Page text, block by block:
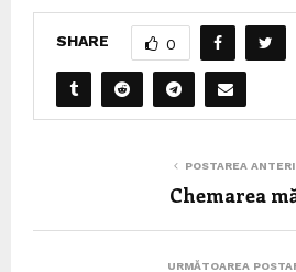
SHARE 0
POSTAREA
Chemarea
URMĂTOAREA